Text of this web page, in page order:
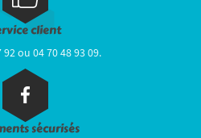
client
92 ou 04 70 48 93 09.
sécurisés